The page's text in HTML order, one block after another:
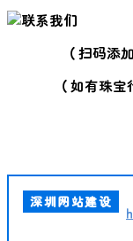
（扫码添
（如有珠
深圳网站建设